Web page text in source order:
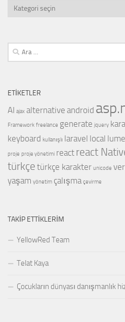
Kategoriler
Arama:
ETIKETLER
AI ajax alternative android
Framework freelance generate jquery
keyboard kullanışlı laravel local
proje proje yönetimi react react
türkçe türkçe karakter unicode
yaşam yönetim çalışma çevirme
TAKIP ETTIKLERIM
YellowRed Team
Telat Kaya
Çocukların dünyası danışmanlık